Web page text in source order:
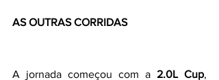
AS OUTRAS CORRIDAS
A jornada começou com a 2.0L Cup,